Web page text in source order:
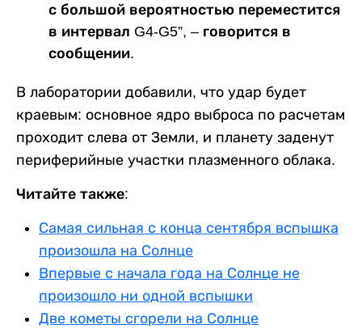
с большой вероятностью переместится
в интервал G4-G5”, – говорится в
сообщении.
В лаборатории добавили, что удар будет
краевым: основное ядро выброса по расчетам
проходит слева от Земли, и планету заденут
периферийные участки плазменного облака.
Читайте также:
Самая сильная с конца сентября вспышка
произошла на Солнце
Впервые с начала года на Солнце не
произошло ни одной вспышки
Две кометы сгорели на Солнце